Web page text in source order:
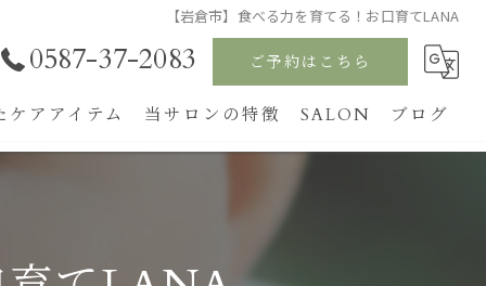
【岩倉市】食べる力を育てる！お口育てLANA
0587-37-2083 ご予約はこちら
ケアアイテム 当サロンの特徴 SALON ブログ